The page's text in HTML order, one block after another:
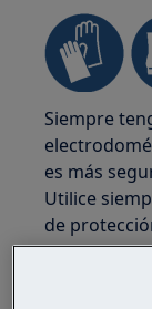
Siempre
es más
Utilice
de
todo